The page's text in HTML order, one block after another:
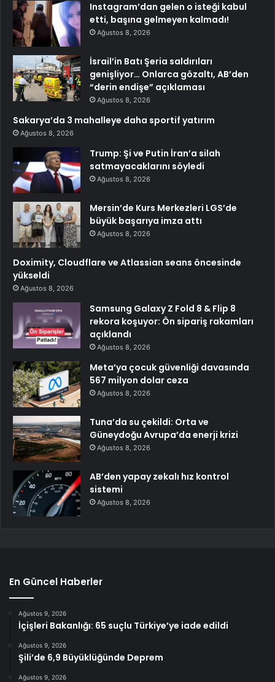
Instagram’dan gelen o isteği kabul
etti, başına gelmeyen kalmadı!
Ağustos 8, 2026
İsrail’in Batı Şeria saldırıları
genişliyor… Onlarca gözaltı, AB’den
“derin endişe” açıklaması
Ağustos 8, 2026
Sakarya’da 3 mahalleye daha sportif yatırım
Ağustos 8, 2026
Trump: Şi ve Putin İran’a silah
satmayacaklarını söyledi
Ağustos 8, 2026
Mersin’de Kurs Merkezleri LGS’de
büyük başarıya imza attı
Ağustos 8, 2026
Doximity, Cloudflare ve Atlassian seans öncesinde
yükseldi
Ağustos 8, 2026
Samsung Galaxy Z Fold 8 & Flip 8
rekora koşuyor: Ön sipariş rakamları
açıklandı
Ağustos 8, 2026
Meta’ya çocuk güvenliği davasında
567 milyon dolar ceza
Ağustos 8, 2026
Tuna’da su çekildi: Orta ve
Güneydoğu Avrupa’da enerji krizi
Ağustos 8, 2026
AB’den yapay zekalı hız kontrol
sistemi
Ağustos 8, 2026
En Güncel Haberler
Ağustos 9, 2026
İçişleri Bakanlığı: 65 suçlu Türkiye’ye iade edildi
Ağustos 9, 2026
Şili’de 6,9 Büyüklüğünde Deprem
Ağustos 9, 2026